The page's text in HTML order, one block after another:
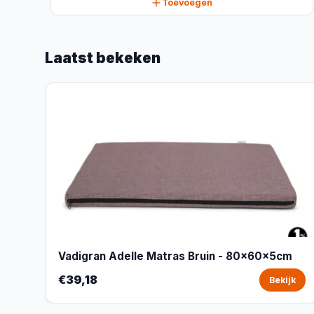
Toevoegen
Laatst bekeken
Vadigran Adelle Matras Bruin - 80x60x5cm
€39,18 Bekijk